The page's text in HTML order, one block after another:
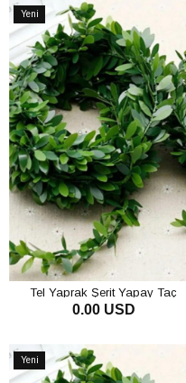
Yeni
Ürün
Tel Yaprak Şerit Yapay Taç
Sarmaşık Süs Yeşil Yapraklı
0.00 USD
Yeni
Ürün